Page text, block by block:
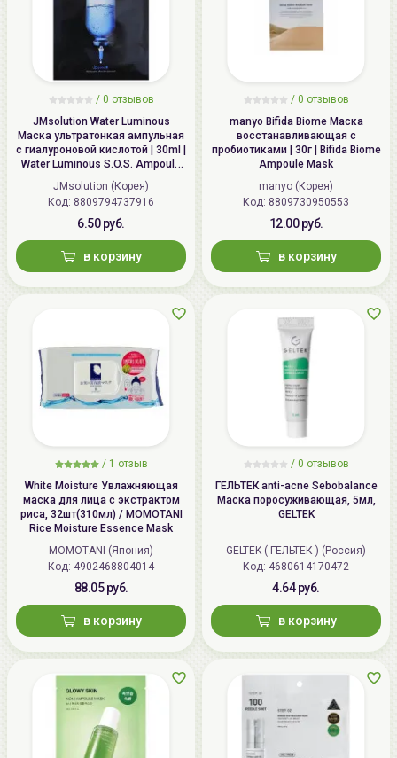
/ 0 отзывов
JMsolution Water Luminous
Маска ультратонкая ампульная
с гиалуроновой кислотой | 30ml |
Water Luminous S.O.S. Ampoule
Hyaluronic Mask Plus
JMsolution (Корея)
Код: 8809794737916
6.50 руб.
в корзину
/ 0 отзывов
manyo Bifida Biome Маска
восстанавливающая с
пробиотиками | 30г | Bifida Biome
Ampoule Mask
manyo (Корея)
Код: 8809730950553
12.00 руб.
в корзину
/ 1 отзыв
White Moisture Увлажняющая
маска для лица с экстрактом
риса, 32шт(310мл) / MOMOTANI
Rice Moisture Essence Mask
MOMOTANI (Япония)
Код: 4902468804014
88.05 руб.
в корзину
/ 0 отзывов
ГЕЛЬТЕК anti-acne Sebobalance
Маска поросуживающая, 5мл,
GELTEK
GELTEK ( ГЕЛЬТЕК ) (Россия)
Код: 4680614170472
4.64 руб.
в корзину